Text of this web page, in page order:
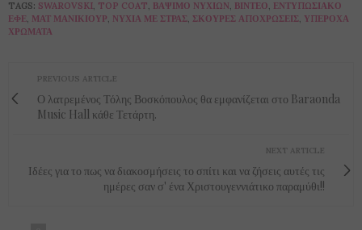
TAGS: SWAROVSKI, TOP COAT, ΒΆΨΙΜΟ ΝΥΧΙΏΝ, ΒΊΝΤΕΟ, ΕΝΤΥΠΩΣΙΑΚΌ
ΕΦΈ, ΜΑΤ ΜΑΝΙΚΙΟΎΡ, ΝΎΧΙΑ ΜΕ ΣΤΡΑΣ, ΣΚΟΎΡΕΣ ΑΠΟΧΡΏΣΕΙΣ, ΥΠΈΡΟΧΑ
ΧΡΏΜΑΤΑ
PREVIOUS ARTICLE
Ο λατρεμένος Τόλης Βοσκόπουλος θα εμφανίζεται στο Baraonda
Music Hall κάθε Τετάρτη.
NEXT ARTICLE
Ιδέες για το πως να διακοσμήσεις το σπίτι και να ζήσεις αυτές τις
ημέρες σαν σ' ένα Χριστουγεννιάτικο παραμύθι!!